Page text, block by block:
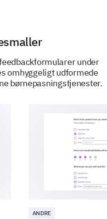
safety
2 3
under
omhyggeligt udformede
børnepasningstjenester.
ANDRE